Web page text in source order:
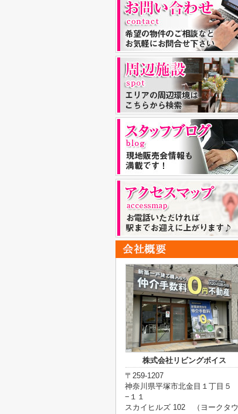
株式会社リビングボイス
〒259-1207
神奈川県平塚市北金目１丁目５
−１１
スカイヒルズ 102 （ヨークタウ